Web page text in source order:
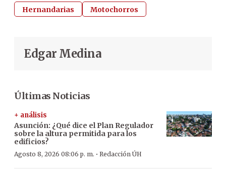
Hernandarias Motochorros
Edgar Medina
Últimas Noticias
+ análisis
Asunción: ¿Qué dice el Plan Regulador
sobre la altura permitida para los
edificios?
Agosto 8, 2026 08:06 p. m. · Redacción ÚH